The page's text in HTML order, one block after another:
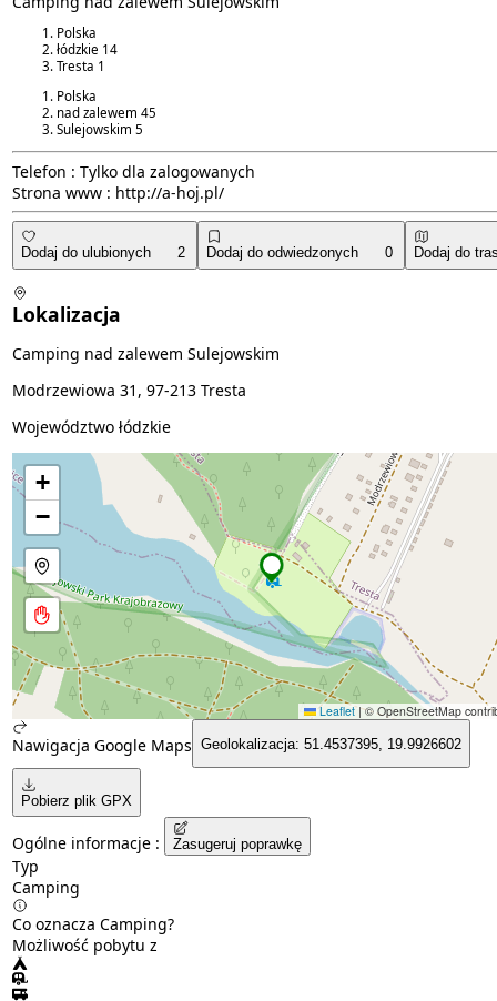
Polska
łódzkie 14
Tresta 1
Polska
nad zalewem 45
Sulejowskim 5
Telefon : Tylko dla zalogowanych
Strona www : http://a-hoj.pl/
Dodaj do ulubionych 2 Dodaj do odwiedzonych 0 Dodaj do
Lokalizacja
Camping nad zalewem Sulejowskim
Modrzewiowa 31, 97-213 Tresta
Województwo łódzkie
+
−
Leaflet |© OpenStreetMap
Nawigacja Google Maps Geolokalizacja: 51.4537395, 19.9926602
Pobierz plik GPX
Ogólne informacje : Zasugeruj poprawkę
Typ
Camping
Co oznacza Camping?
Możliwość pobytu z